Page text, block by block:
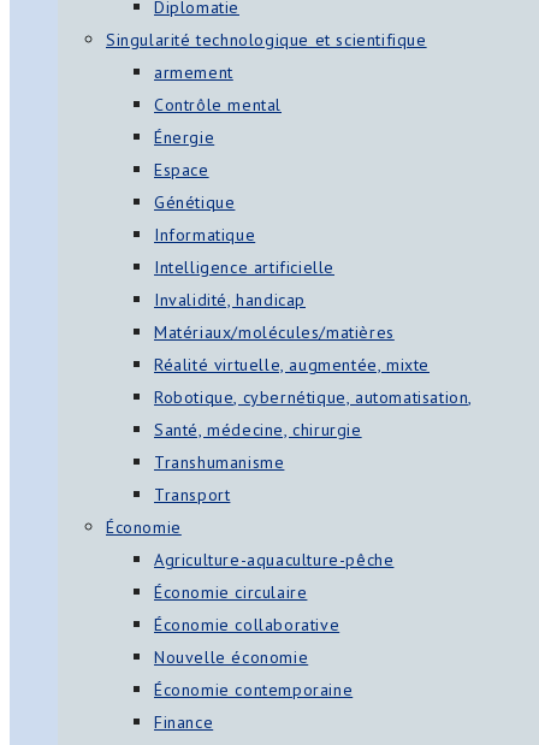
Diplomatie
Singularité technologique et scientifique
armement
Contrôle mental
Énergie
Espace
Génétique
Informatique
Intelligence artificielle
Invalidité, handicap
Matériaux/molécules/matières
Réalité virtuelle, augmentée, mixte
Robotique, cybernétique, automatisation,
Santé, médecine, chirurgie
Transhumanisme
Transport
Économie
Agriculture-aquaculture-pêche
Économie circulaire
Économie collaborative
Nouvelle économie
Économie contemporaine
Finance